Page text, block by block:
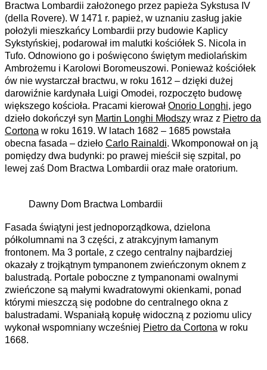
Bractwa Lombardii założonego przez papieża Sykstusa IV
(della Rovere). W 1471 r. papież, w uznaniu zasług jakie
położyli mieszkańcy Lombardii przy budowie Kaplicy
Sykstyńskiej, podarował im malutki kościółek S. Nicola in
Tufo. Odnowiono go i poświęcono świętym mediolańskim
Ambrożemu i Karolowi Boromeuszowi. Ponieważ kościółek
ów nie wystarczał bractwu, w roku 1612 – dzięki dużej
darowiźnie kardynała Luigi Omodei, rozpoczęto budowę
większego kościoła. Pracami kierował Onorio Longhi, jego
dzieło dokończył syn Martin Longhi Młodszy wraz z Pietro da
Cortona w roku 1619. W latach 1682 – 1685 powstała
obecna fasada – dzieło Carlo Rainaldi. Wkomponował on ją
pomiędzy dwa budynki: po prawej mieścił się szpital, po
lewej zaś Dom Bractwa Lombardii oraz małe oratorium.
Dawny Dom Bractwa Lombardii
Fasada świątyni jest jednoporządkowa, dzielona
półkolumnami na 3 części, z atrakcyjnym łamanym
frontonem. Ma 3 portale, z czego centralny najbardziej
okazały z trojkątnym tympanonem zwieńczonym oknem z
balustradą. Portale poboczne z tympanonami owalnymi
zwieńczone są małymi kwadratowymi okienkami, ponad
którymi mieszczą się podobne do centralnego okna z
balustradami. Wspaniałą kopułę widoczną z poziomu ulicy
wykonał wspomniany wcześniej Pietro da Cortona w roku
1668.